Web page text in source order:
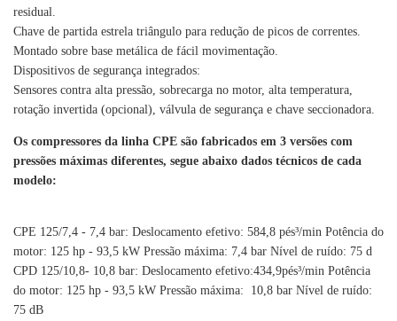
residual.
Chave de partida estrela triângulo para redução de picos de correntes.
Montado sobre base metálica de fácil movimentação.
Dispositivos de segurança integrados:
Sensores contra alta pressão, sobrecarga no motor, alta temperatura,
rotação invertida (opcional), válvula de segurança e chave seccionadora.
Os compressores da linha CPE são fabricados em 3 versões com
pressões máximas diferentes, segue abaixo dados técnicos de cada
modelo:
CPE 125/7,4 - 7,4 bar: Deslocamento efetivo: 584,8 pés³/min Potência do
motor: 125 hp - 93,5 kW Pressão máxima: 7,4 bar Nível de ruído: 75 d
CPD 125/10,8- 10,8 bar: Deslocamento efetivo:434,9pés³/min Potência
do motor: 125 hp - 93,5 kW Pressão máxima: 10,8 bar Nível de ruído:
75 dB